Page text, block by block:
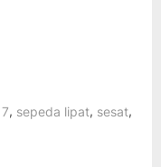
, sepeda lipat, sesat,